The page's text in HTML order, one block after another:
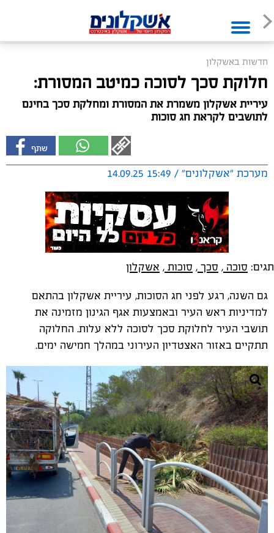
חדשות באשקלון
חלוקת סכך לסוכה כמיטב המסורת:
עיריית אשקלון משמרת את המסורת ומחלקת סכך בחינם
לתושבים לקראת חג סוכות
מערכת "אשקלונים" / 15:49 14.09.25
תגים: סוכה , סכך , סוכות , אשקלון
גם השנה, רגע לפני חג הסוכות, עיריית אשקלון בהתאם
למדיניות ראש העיר ובאמצעות אגף הגינון מזמינה את
תושבי העיר לחלוקת סכך לסוכה ללא עלות. החלוקה
תתקיים באזור האצטדיון העירוני במהלך חמישה ימים.